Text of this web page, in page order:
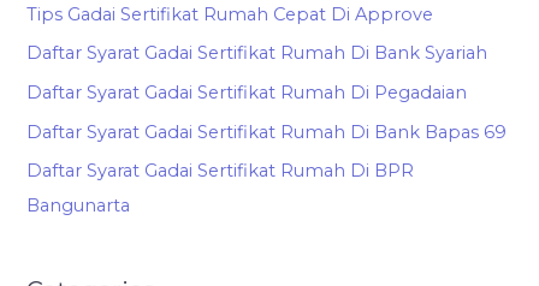
Tips Gadai Sertifikat Rumah Cepat Di Approve
Daftar Syarat Gadai Sertifikat Rumah Di Bank Syariah
Daftar Syarat Gadai Sertifikat Rumah Di Pegadaian
Daftar Syarat Gadai Sertifikat Rumah Di Bank Bapas 69
Daftar Syarat Gadai Sertifikat Rumah Di BPR
Bangunarta